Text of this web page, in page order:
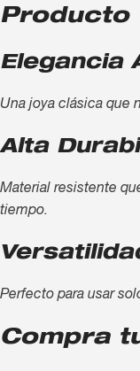
Producto
Elegancia
Una joya clásica que
Alta
Material resistente
tiempo.
Perfecto para usar
Compra